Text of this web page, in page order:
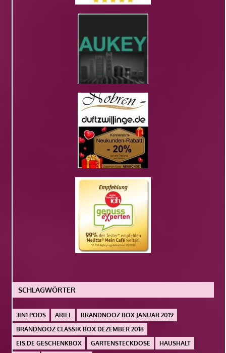
SCHLAGWÖRTER
3IN1 PODS ARIEL
BRANDNOOZ BOX JANUAR 2019
BRANDNOOZ CLASSIK BOX DEZEMBER 2018
EIS.DE GESCHENKBOX
GARTENSTECKDOSE HAUSHALT